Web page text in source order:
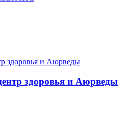
здоровья и Аюрведы